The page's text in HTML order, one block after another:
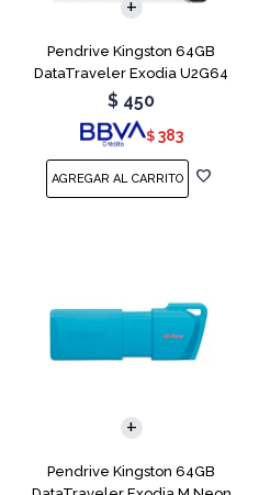
Pendrive Kingston 64GB
DataTraveler Exodia U2G64
Blue
$ 450
$ 383
Pendrive Kingston 64GB